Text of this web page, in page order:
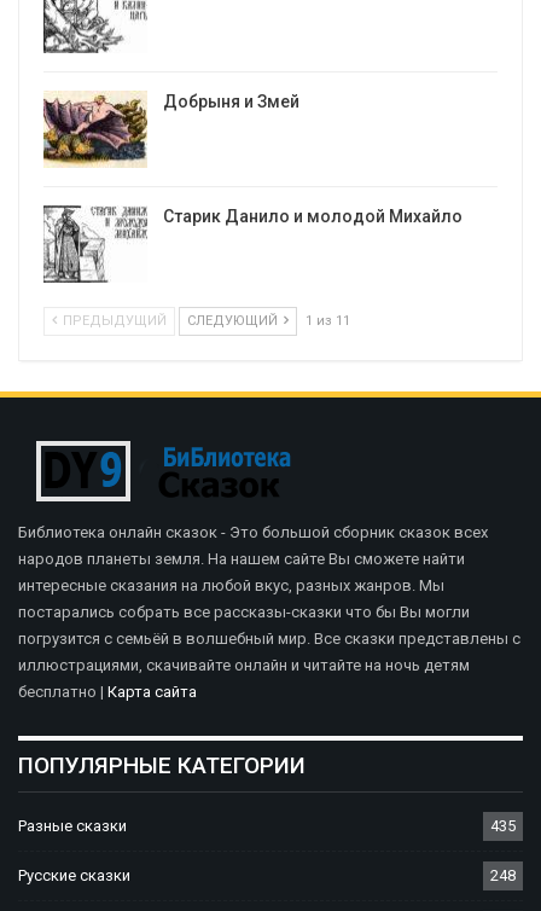
Добрыня и Змей
Старик Данило и молодой Михайло
ПРЕДЫДУЩИЙ СЛЕДУЮЩИЙ 1 из 11
Библиотека онлайн сказок - Это большой сборник сказок всех
народов планеты земля. На нашем сайте Вы сможете найти
интересные сказания на любой вкус, разных жанров. Мы
постарались собрать все рассказы-сказки что бы Вы могли
погрузится с семьёй в волшебный мир. Все сказки представлены с
иллюстрациями, скачивайте онлайн и читайте на ночь детям
бесплатно | Карта сайта
ПОПУЛЯРНЫЕ КАТЕГОРИИ
Разные сказки 435
Русские сказки 248